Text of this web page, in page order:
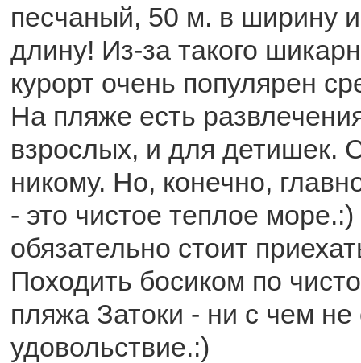
песчаный, 50 м. в ширину
длину! Из-за такого
курорт очень популярен
На пляже есть
взрослых, и для детишек.
никому. Но, конечно,
- это чистое теплое
обязательно стоит
Походить босиком по
пляжа Затоки - ни с чем
удовольствие.:)